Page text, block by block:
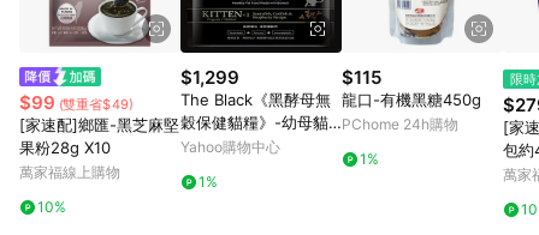
$99 (雙重省$49)
[家速配]鄉匯-黑芝麻堅
果粉28g X10
萬家福線上購物
10%
$1,299
The Black《黑酵母無
穀保健貓糧》-幼母貓
專用1.3KGX2包組
Yahoo購物中心
1%
$115
龍口-有機黑糖450g
PChome 24h購物
1%
限
[家
包
萬家